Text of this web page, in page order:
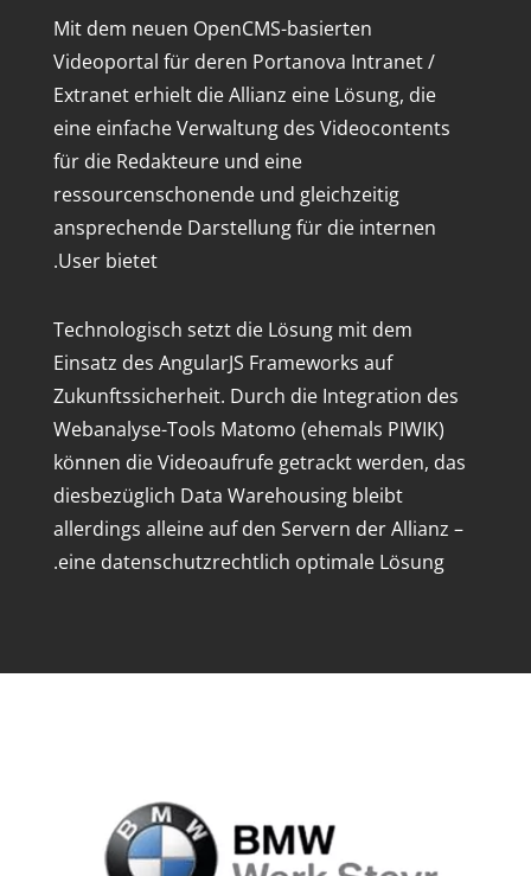
Mit dem neuen OpenCMS-basierten
Videoportal für deren Portanova Intranet /
Extranet erhielt die Allianz eine Lösung, die
eine einfache Verwaltung des Videocontents
für die Redakteure und eine
ressourcenschonende und gleichzeitig
ansprechende Darstellung für die internen
User bietet.
Technologisch setzt die Lösung mit dem
Einsatz des AngularJS Frameworks auf
Zukunftssicherheit. Durch die Integration des
Webanalyse-Tools Matomo (ehemals PIWIK)
können die Videoaufrufe getrackt werden, das
diesbezüglich Data Warehousing bleibt
allerdings alleine auf den Servern der Allianz –
eine datenschutzrechtlich optimale Lösung.